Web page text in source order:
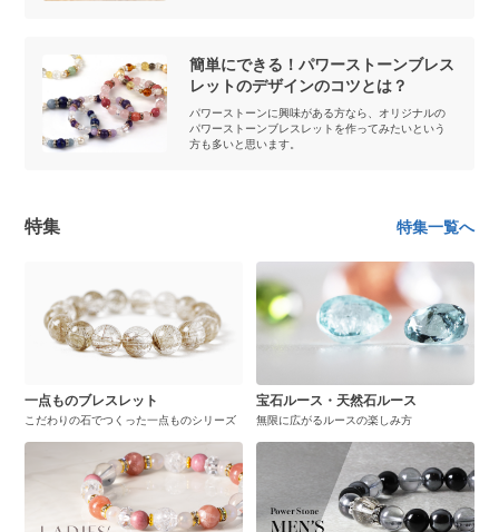
簡単にできる！パワーストーンブレス
レットのデザインのコツとは？
パワーストーンに興味がある方なら、オリジナルの
パワーストーンブレスレットを作ってみたいという
方も多いと思います。
特集 特集一覧へ
一点ものブレスレット
こだわりの石でつくった一点ものシリーズ
宝石ルース・天然石ルース
無限に広がるルースの楽しみ方